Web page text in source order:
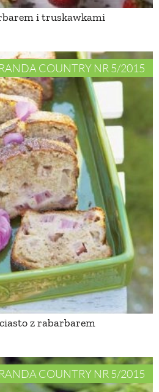
i truskawkami
COUNTRY NR 5/2015
z rabarbarem
COUNTRY NR 5/2015